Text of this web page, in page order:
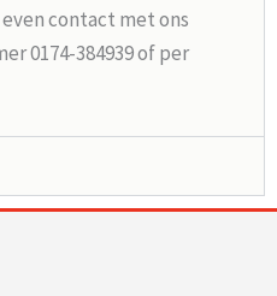
contact met ons
0174-384939 of per